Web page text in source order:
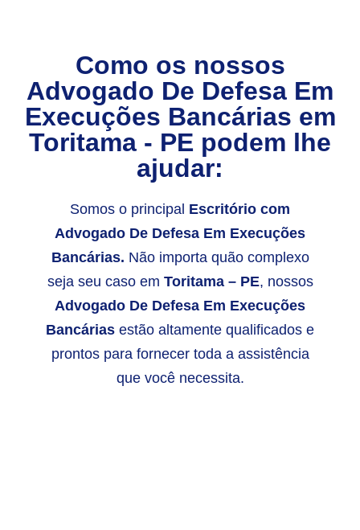
Como os nossos
Advogado De Defesa Em
Execuções Bancárias em
Toritama - PE podem lhe
ajudar:
Somos o principal Escritório com
Advogado De Defesa Em Execuções
Bancárias. Não importa quão complexo
seja seu caso em Toritama – PE, nossos
Advogado De Defesa Em Execuções
Bancárias estão altamente qualificados e
prontos para fornecer toda a assistência
que você necessita.